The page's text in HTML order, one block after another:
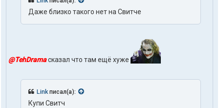
ы
п
в
л
Даже близко такого нет на Свитче
@TehDramaсказал что там ещё хуже
Link писал(а):
Купи Свитч